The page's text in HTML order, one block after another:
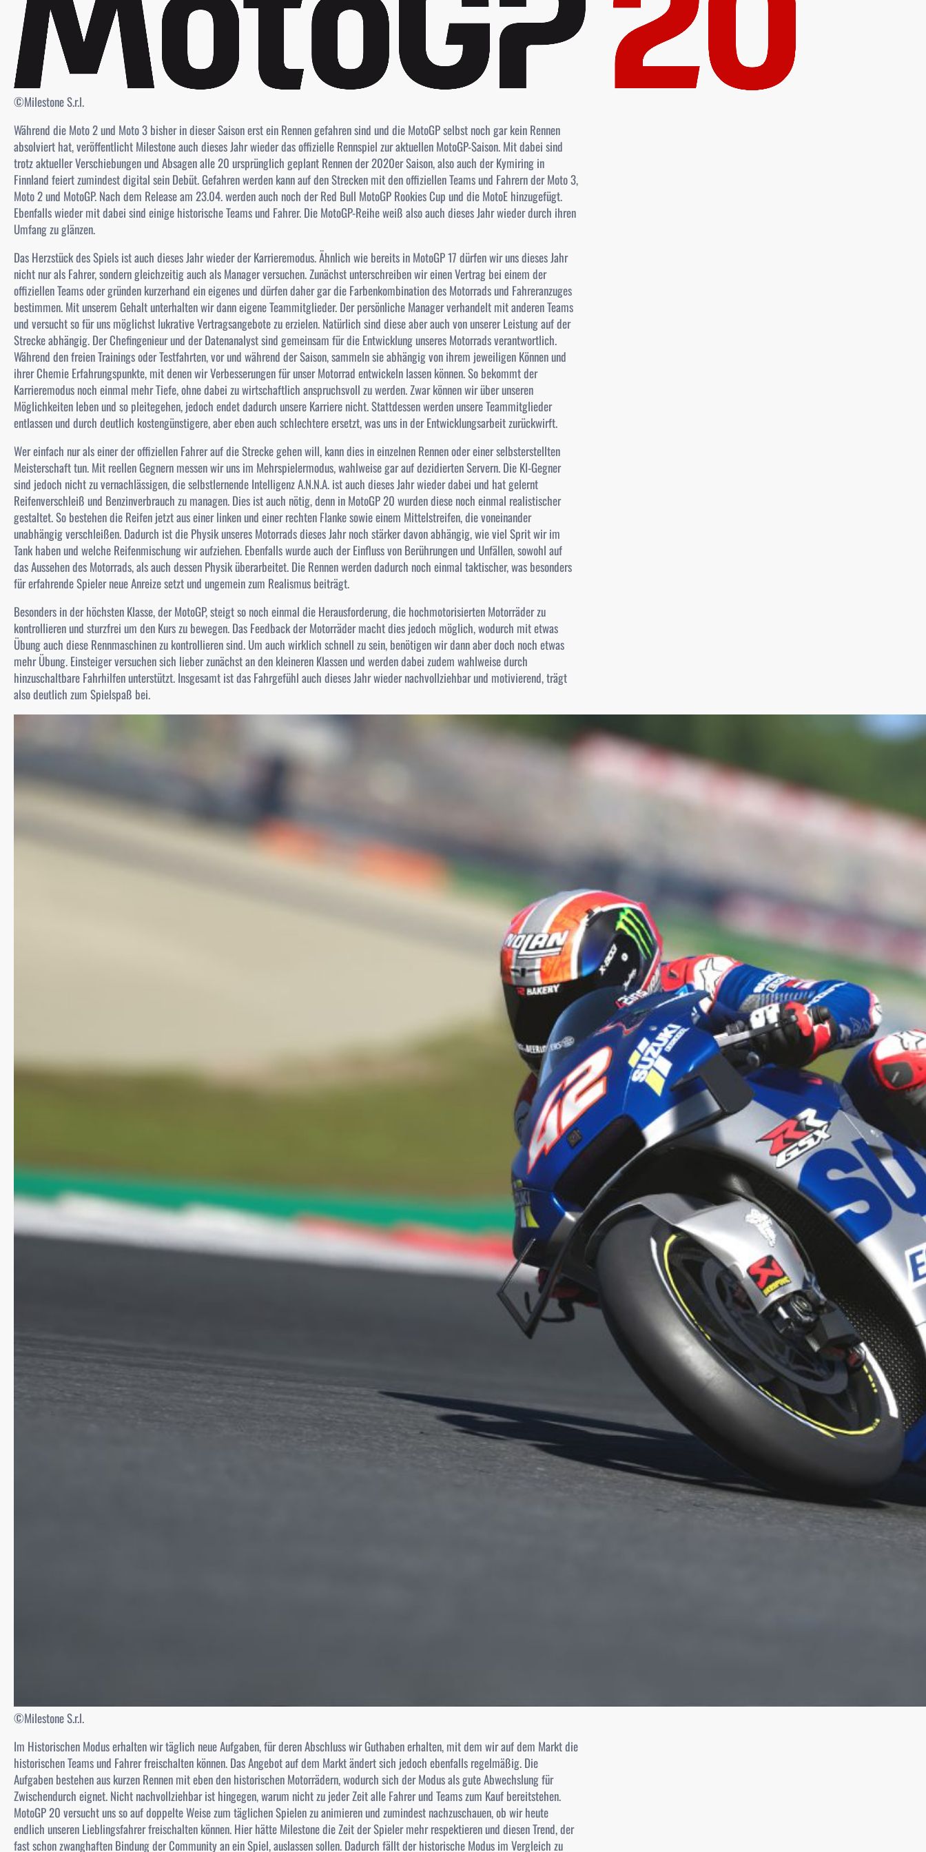
©Milestone S.r.l.
Während die Moto 2 und Moto 3 bisher in dieser Saison erst ein Rennen gefahren sind und die MotoGP selbst noch gar kein Rennen
absolviert hat, veröffentlicht Milestone auch dieses Jahr wieder das offizielle Rennspiel zur aktuellen MotoGP-Saison. Mit dabei sind
trotz aktueller Verschiebungen und Absagen alle 20 ursprünglich geplant Rennen der 2020er Saison, also auch der Kymiring in
Finnland feiert zumindest digital sein Debüt. Gefahren werden kann auf den Strecken mit den offiziellen Teams und Fahrern der Moto 3,
Moto 2 und MotoGP. Nach dem Release am 23.04. werden auch noch der Red Bull MotoGP Rookies Cup und die MotoE hinzugefügt.
Ebenfalls wieder mit dabei sind einige historische Teams und Fahrer. Die MotoGP-Reihe weiß also auch dieses Jahr wieder durch ihren
Umfang zu glänzen.
Das Herzstück des Spiels ist auch dieses Jahr wieder der Karrieremodus. Ähnlich wie bereits in MotoGP 17 dürfen wir uns dieses Jahr
nicht nur als Fahrer, sondern gleichzeitig auch als Manager versuchen. Zunächst unterschreiben wir einen Vertrag bei einem der
offiziellen Teams oder gründen kurzerhand ein eigenes und dürfen daher gar die Farbenkombination des Motorrads und Fahreranzuges
bestimmen. Mit unserem Gehalt unterhalten wir dann eigene Teammitglieder. Der persönliche Manager verhandelt mit anderen Teams
und versucht so für uns möglichst lukrative Vertragsangebote zu erzielen. Natürlich sind diese aber auch von unserer Leistung auf der
Strecke abhängig. Der Chefingenieur und der Datenanalyst sind gemeinsam für die Entwicklung unseres Motorrads verantwortlich.
Während den freien Trainings oder Testfahrten, vor und während der Saison, sammeln sie abhängig von ihrem jeweiligen Können und
ihrer Chemie Erfahrungspunkte, mit denen wir Verbesserungen für unser Motorrad entwickeln lassen können. So bekommt der
Karrieremodus noch einmal mehr Tiefe, ohne dabei zu wirtschaftlich anspruchsvoll zu werden. Zwar können wir über unseren
Möglichkeiten leben und so pleitegehen, jedoch endet dadurch unsere Karriere nicht. Stattdessen werden unsere Teammitglieder
entlassen und durch deutlich kostengünstigere, aber eben auch schlechtere ersetzt, was uns in der Entwicklungsarbeit zurückwirft.
Wer einfach nur als einer der offiziellen Fahrer auf die Strecke gehen will, kann dies in einzelnen Rennen oder einer selbsterstellten
Meisterschaft tun. Mit reellen Gegnern messen wir uns im Mehrspielermodus, wahlweise gar auf dezidierten Servern. Die KI-Gegner
sind jedoch nicht zu vernachlässigen, die selbstlernende Intelligenz A.N.N.A. ist auch dieses Jahr wieder dabei und hat gelernt
Reifenverschleiß und Benzinverbrauch zu managen. Dies ist auch nötig, denn in MotoGP 20 wurden diese noch einmal realistischer
gestaltet. So bestehen die Reifen jetzt aus einer linken und einer rechten Flanke sowie einem Mittelstreifen, die voneinander
unabhängig verschleißen. Dadurch ist die Physik unseres Motorrads dieses Jahr noch stärker davon abhängig, wie viel Sprit wir im
Tank haben und welche Reifenmischung wir aufziehen. Ebenfalls wurde auch der Einfluss von Berührungen und Unfällen, sowohl auf
das Aussehen des Motorrads, als auch dessen Physik überarbeitet. Die Rennen werden dadurch noch einmal taktischer, was besonders
für erfahrende Spieler neue Anreize setzt und ungemein zum Realismus beiträgt.
Besonders in der höchsten Klasse, der MotoGP, steigt so noch einmal die Herausforderung, die hochmotorisierten Motorräder zu
kontrollieren und sturzfrei um den Kurs zu bewegen. Das Feedback der Motorräder macht dies jedoch möglich, wodurch mit etwas
Übung auch diese Rennmaschinen zu kontrollieren sind. Um auch wirklich schnell zu sein, benötigen wir dann aber doch noch etwas
mehr Übung. Einsteiger versuchen sich lieber zunächst an den kleineren Klassen und werden dabei zudem wahlweise durch
hinzuschaltbare Fahrhilfen unterstützt. Insgesamt ist das Fahrgefühl auch dieses Jahr wieder nachvollziehbar und motivierend, trägt
also deutlich zum Spielspaß bei.
©Milestone S.r.l.
Im Historischen Modus erhalten wir täglich neue Aufgaben, für deren Abschluss wir Guthaben erhalten, mit dem wir auf dem Markt die
historischen Teams und Fahrer freischalten können. Das Angebot auf dem Markt ändert sich jedoch ebenfalls regelmäßig. Die
Aufgaben bestehen aus kurzen Rennen mit eben den historischen Motorrädern, wodurch sich der Modus als gute Abwechslung für
Zwischendurch eignet. Nicht nachvollziehbar ist hingegen, warum nicht zu jeder Zeit alle Fahrer und Teams zum Kauf bereitstehen.
MotoGP 20 versucht uns so auf doppelte Weise zum täglichen Spielen zu animieren und zumindest nachzuschauen, ob wir heute
endlich unseren Lieblingsfahrer freischalten können. Hier hätte Milestone die Zeit der Spieler mehr respektieren und diesen Trend, der
fast schon zwanghaften Bindung der Community an ein Spiel, auslassen sollen. Dadurch fällt der historische Modus im Vergleich zu